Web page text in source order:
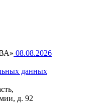
08.08.2026
данных
д. 92